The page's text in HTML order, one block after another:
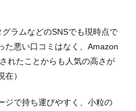
ラムなどのSNSでも現時点で
た悪い口コミはなく、Amazon
れたことからも人気の高さが
）
ジで持ち運びやすく、小粒の